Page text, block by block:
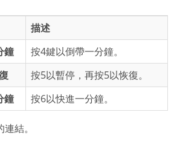
描述
鐘
按4鍵以倒帶一分鐘。
按5以暫停，再按5以恢復。
鐘 按6以快進一分鐘。
結。